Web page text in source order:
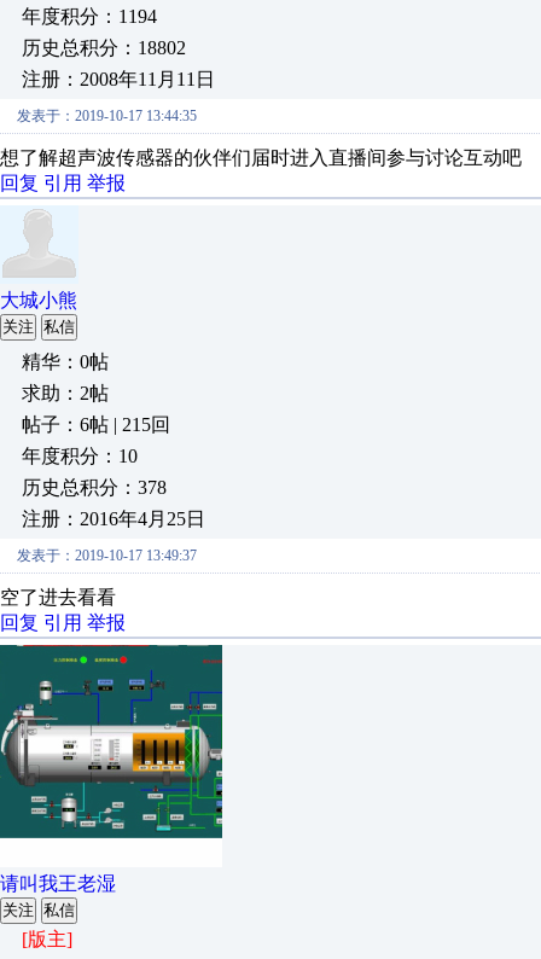
年度积分：1194
历史总积分：18802
注册：2008年11月11日
发表于：2019-10-17 13:44:35
想了解超声波传感器的伙伴们届时进入直播间参与讨论互动吧
回复 引用 举报
大城小熊
关注 私信
精华：0帖
求助：2帖
帖子：6帖 | 215回
年度积分：10
历史总积分：378
注册：2016年4月25日
发表于：2019-10-17 13:49:37
空了进去看看
回复 引用 举报
请叫我王老湿
关注 私信
[版主]